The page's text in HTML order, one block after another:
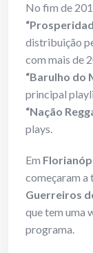
No fim de
distribuição
com mais de
“Barulho do
principal
“Nação
plays.
Em
começaram a
Guerreiros
que tem uma
programa.